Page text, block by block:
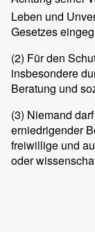
Leben und
Gesetzes
(2) Für den
insbesondere
Beratung und
(3) Niemand
erniedrigender
freiwillige und
oder